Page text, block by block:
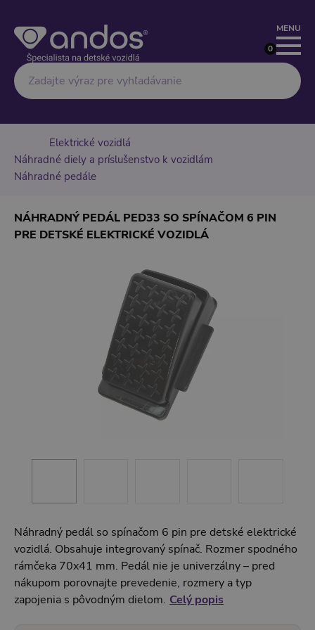
MENU
Hľadať
0
Elektrické vozidlá
Náhradné diely a príslušenstvo k vozidlám
Náhradné pedále
NÁHRADNÝ PEDÁL PED33 SO SPÍNAČOM 6 PIN
PRE DETSKÉ ELEKTRICKÉ VOZIDLÁ
Náhradný pedál so spínačom 6 pin pre detské elektrické
vozidlá. Obsahuje integrovaný spínač. Rozmer spodného
rámčeka 70x41 mm. Pedál nie je univerzálny – pred
nákupom porovnajte prevedenie, rozmery a typ
zapojenia s pôvodným dielom. Celý popis